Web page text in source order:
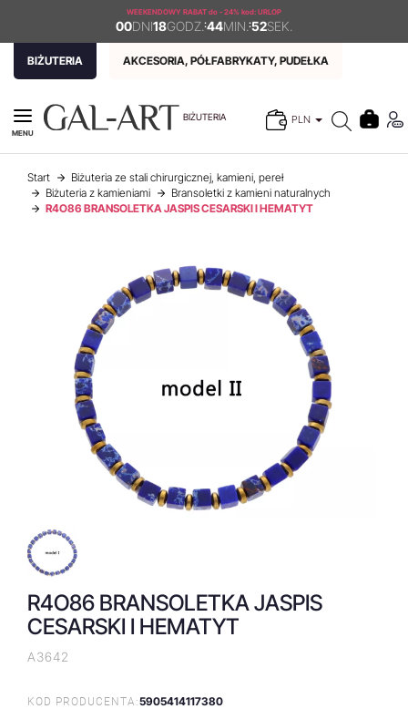
WEEKENDOWY RABAT do - 24% kod: URLOP
00DNI18GODZ.:44MIN.:51SEK.
BIŻUTERIA AKCESORIA, PÓŁFABRYKATY, PUDEŁKA
BIŻUTERIA PLN
MENU
Start
Biżuteria ze stali chirurgicznej, kamieni, pereł
Biżuteria z kamieniami
Bransoletki z kamieni naturalnych
R4O86 BRANSOLETKA JASPIS CESARSKI I HEMATYT
R4O86 BRANSOLETKA JASPIS
CESARSKI I HEMATYT
A3642
KOD PRODUCENTA:5905414117380